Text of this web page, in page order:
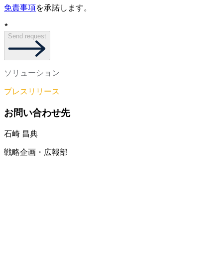
免責事項を承諾します。
*
Send request
ソリューション
プレスリリース
お問い合わせ先
石崎 昌典
戦略企画・広報部